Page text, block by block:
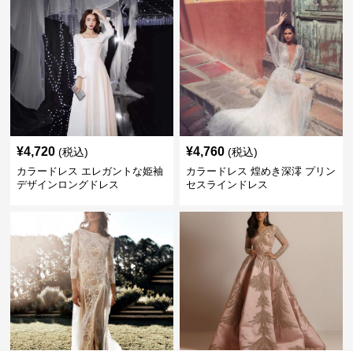
¥4,720 (税込)
カラードレス エレガントな姫袖
デザインロングドレス
¥4,760 (税込)
カラードレス 煌めき深澪 プリン
セスラインドレス